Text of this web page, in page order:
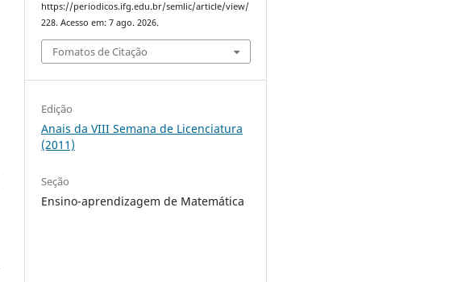
https://periodicos.ifg.edu.br/semlic/article/view/
228. Acesso em: 7 ago. 2026.
Fomatos de Citação
Edição
Anais da VIII Semana de Licenciatura
(2011)
Seção
Ensino-aprendizagem de Matemática